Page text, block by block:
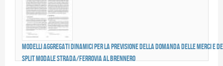
Modelli aggregati dinamici per la previsione della domanda delle merci e
split modale strada/ferrovia al Brennero